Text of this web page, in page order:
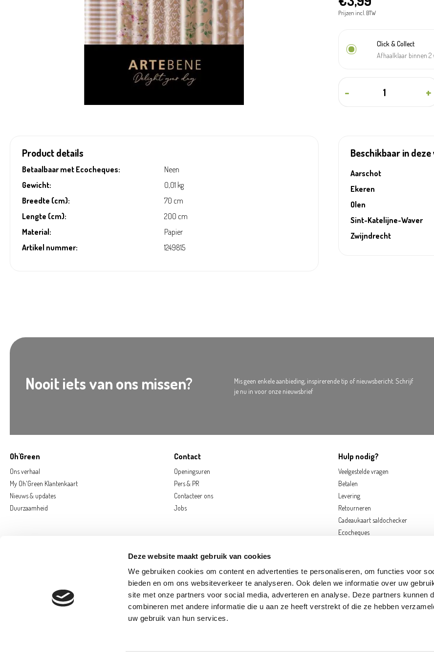
Deze website maakt gebruik van cookies
We gebruiken cookies om content en advertenties te personaliseren, om functies voor
bieden en om ons websiteverkeer te analyseren. Ook delen we informatie over uw
site met onze partners voor social media, adverteren en analyse. Deze partners kunnen
combineren met andere informatie die u aan ze heeft verstrekt of die ze hebben
uw gebruik van hun services.
Prijzen incl. BTW
Click & Collect
Afhaalklaar binnen 2
+
-
Product details
Betaalbaar met Ecocheques:
Neen
Gewicht:
0,01 kg
Breedte (cm):
70 cm
Lengte (cm):
200 cm
Material:
Papier
Artikel nummer:
1249815
Beschikbaar in deze
Aarschot
Ekeren
Olen
Sint-Katelijne-Waver
Zwijndrecht
Nooit iets van ons missen?
Mis geen enkele aanbieding, inspirerende tip of nieuwsbericht. Schrijf
je nu in voor onze nieuwsbrief
Oh'Green
Ons verhaal
My Oh'Green Klantenkaart
Nieuws & updates
Duurzaamheid
Contact
Openingsuren
Pers & PR
Contacteer ons
Jobs
Hulp nodig?
Veelgestelde vragen
Betalen
Levering
Retourneren
Cadeaukaart saldochecker
Ecocheques
AARSCHOT DOORNIK